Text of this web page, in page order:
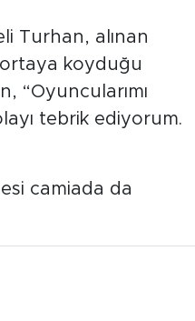
Turhan, alınan
ortaya koyduğu
“Oyuncularımı
tebrik ediyorum.
camiada da